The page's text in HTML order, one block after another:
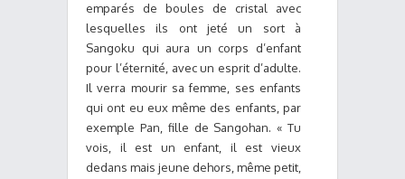
emparés de boules de cristal avec
lesquelles ils ont jeté un sort à
Sangoku qui aura un corps d’enfant
pour l’éternité, avec un esprit d’adulte.
Il verra mourir sa femme, ses enfants
qui ont eu eux même des enfants, par
exemple Pan, fille de Sangohan. « Tu
vois, il est un enfant, il est vieux
dedans mais jeune dehors, même petit,